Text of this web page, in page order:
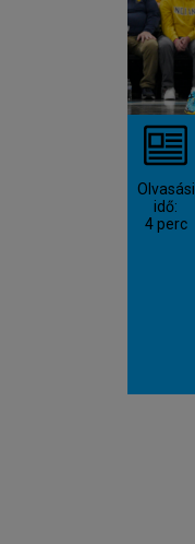
Olvasási
idő:
4 perc